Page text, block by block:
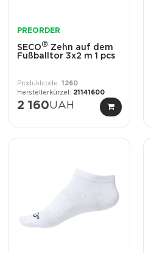
PREORDER
SECO® Zehn auf dem
Fußballtor 3x2 m 1 pcs
1260
21141600
2 160UAH